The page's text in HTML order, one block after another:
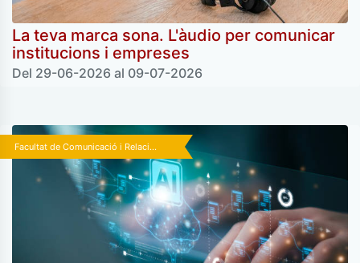
La teva marca sona. L'àudio per comunicar
institucions i empreses
Del 29-06-2026 al 09-07-2026
Facultat de Comunicació i Relaci...